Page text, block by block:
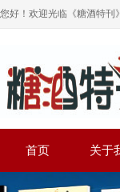
您好！欢迎光临《糖酒特刊
首页 关于